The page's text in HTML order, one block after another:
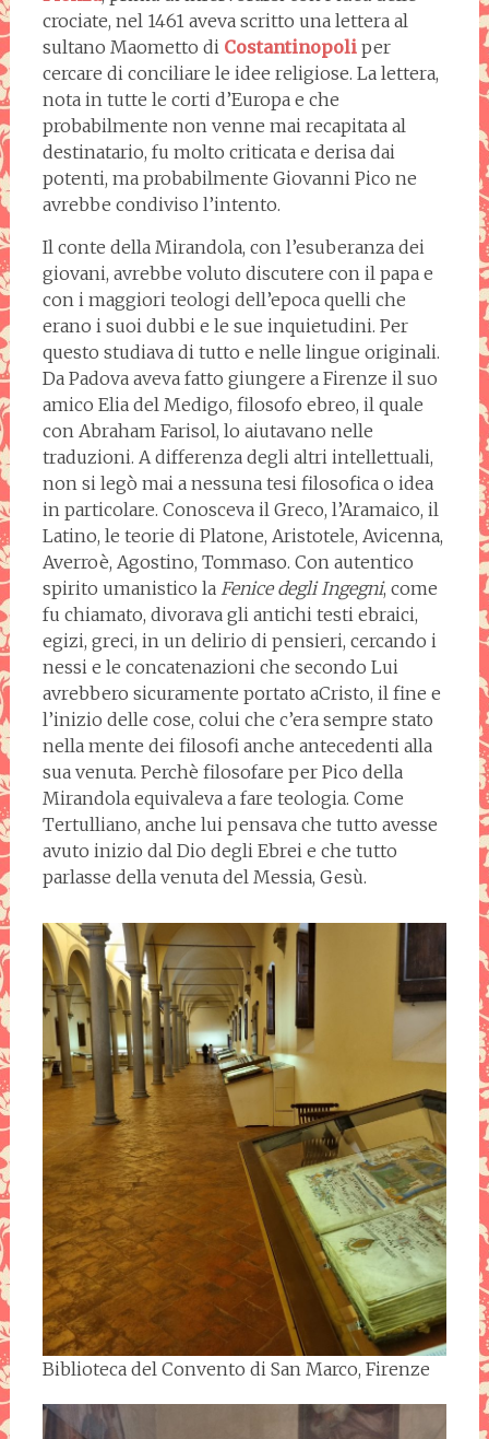
crociate, nel 1461 aveva scritto una lettera al
sultano Maometto di Costantinopoliper
cercare di conciliare le idee religiose. La lettera,
nota in tutte le corti d’Europa e che
probabilmente non venne mai recapitata al
destinatario, fu molto criticata e derisa dai
potenti, ma probabilmente Giovanni Pico ne
avrebbe condiviso l’intento.
Il conte della Mirandola, con l’esuberanza dei
giovani, avrebbe voluto discutere con il papa e
con i maggiori teologi dell’epoca quelli che
erano i suoi dubbi e le sue inquietudini. Per
questo studiava di tutto e nelle lingue originali.
Da Padova aveva fatto giungere a Firenze il suo
amico Elia del Medigo, filosofo ebreo, il quale
con Abraham Farisol, lo aiutavano nelle
traduzioni. A differenza degli altri intellettuali,
non si legò mai a nessuna tesi filosofica o idea
in particolare. Conosceva il Greco, l’Aramaico, il
Latino, le teorie di Platone, Aristotele, Avicenna,
Averroè, Agostino, Tommaso. Con autentico
spirito umanistico la Fenice degli Ingegni, come
fu chiamato, divorava gli antichi testi ebraici,
egizi, greci, in un delirio di pensieri, cercando i
nessi e le concatenazioni che secondo Lui
avrebbero sicuramente portato aCristo, il fine e
l’inizio delle cose, colui che c’era sempre stato
nella mente dei filosofi anche antecedenti alla
sua venuta. Perchè filosofare per Pico della
Mirandola equivaleva a fare teologia. Come
Tertulliano, anche lui pensava che tutto avesse
avuto inizio dal Dio degli Ebrei e che tutto
parlasse della venuta del Messia, Gesù.
Biblioteca del Convento di San Marco, Firenze